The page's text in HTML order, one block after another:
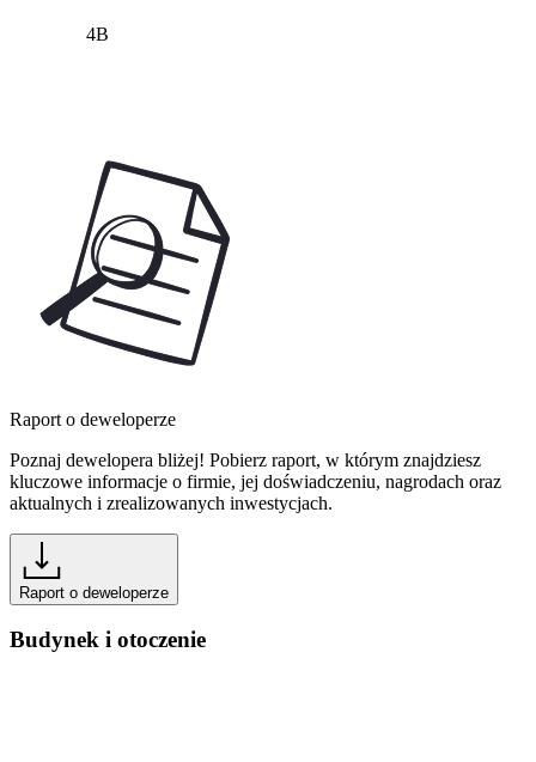
4B
Raport o deweloperze
Poznaj dewelopera bliżej! Pobierz raport, w którym znajdziesz
kluczowe informacje o firmie, jej doświadczeniu, nagrodach oraz
aktualnych i zrealizowanych inwestycjach.
Raport o deweloperze
Budynek i otoczenie